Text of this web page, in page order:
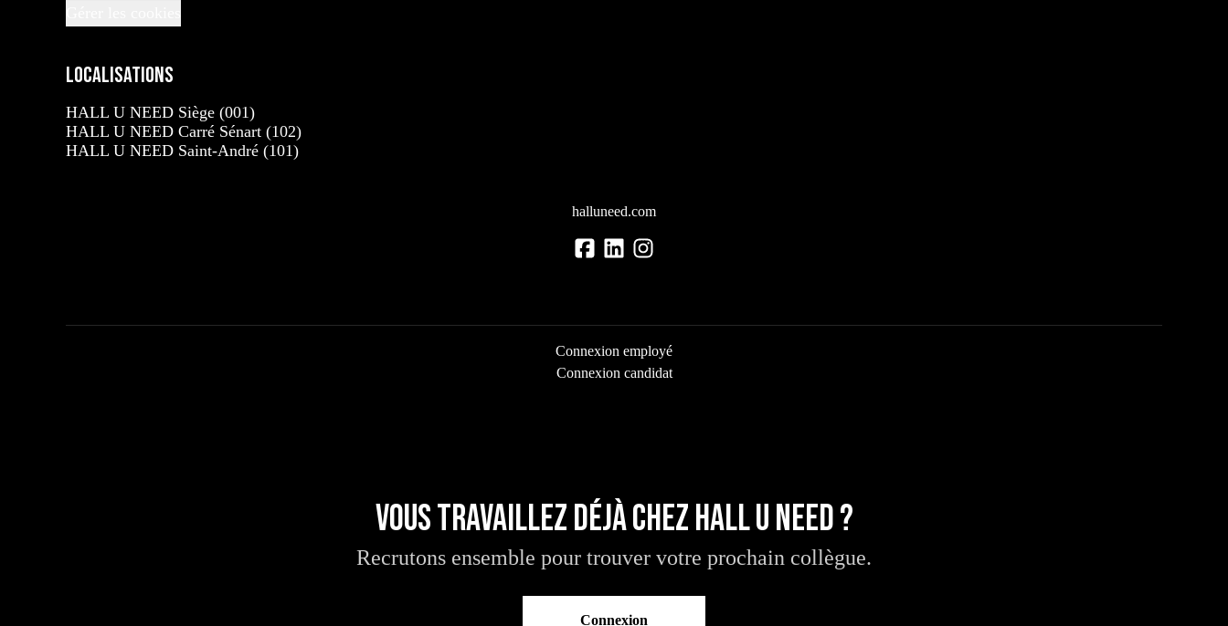
Localisations
HALL U NEED Siège (001)
HALL U NEED Carré Sénart (102)
HALL U NEED Saint-André (101)
halluneed.com
Connexion employé
Connexion candidat
Vous travaillez déjà chez Hall U Need ?
Recrutons ensemble pour trouver votre prochain collègue.
Connexion